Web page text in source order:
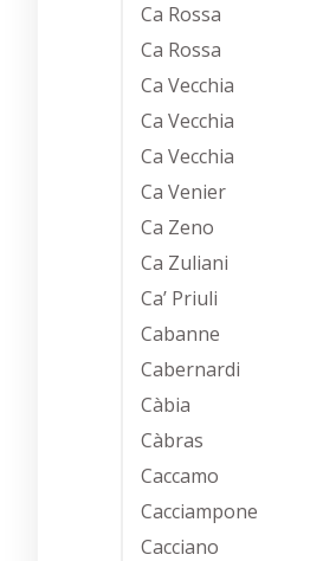
Ca Rossa
Ca Rossa
Ca Vecchia
Ca Vecchia
Ca Vecchia
Ca Venier
Ca Zeno
Ca Zuliani
Ca’ Priuli
Cabanne
Cabernardi
Càbia
Càbras
Caccamo
Cacciampone
Cacciano